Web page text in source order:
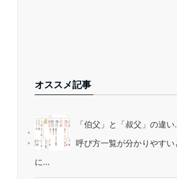
オススメ記事
「伯父」と「叔父」の違
呼び方一覧が分かりやすい
に…